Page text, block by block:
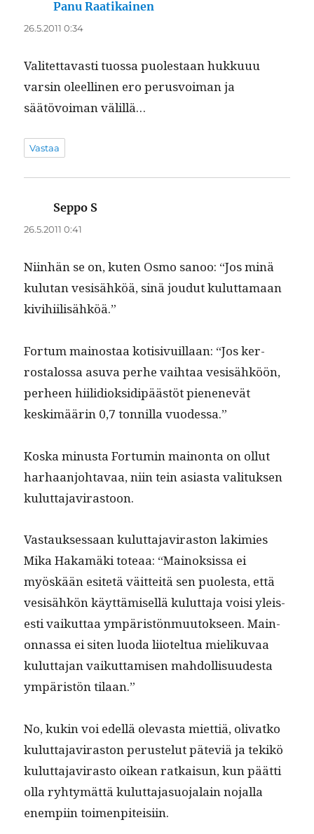
Panu Raatikainen
26.5.2011 0:34
Valitet­tavasti tuos­sa puolestaan hukku­uu
varsin oleelli­nen ero perusvoiman ja
säätövoiman välillä…
Vastaa
Seppo S
26.5.2011 0:41
Niin­hän se on, kuten Osmo sanoo: “Jos minä
kulu­tan vesisähköä, sinä joudut kulut­ta­maan
kivihiilisähköä.”
For­tum main­os­taa koti­sivuil­laan: “Jos ker­
rostalos­sa asu­va per­he vai­h­taa vesisähköön,
per­heen hiilid­iok­sidipäästöt pienenevät
keskimäärin 0,7 ton­nil­la vuodessa.”
Kos­ka minus­ta For­tu­min main­on­ta on ollut
harhaan­jo­htavaa, niin tein asi­as­ta val­i­tuk­sen
kuluttajavirastoon.
Vas­tauk­ses­saan kulut­ta­javi­ras­ton lakimies
Mika Hakamä­ki toteaa: “Main­ok­sis­sa ei
myöskään esitetä väit­teitä sen puoles­ta, että
vesisähkön käyt­tämisel­lä kulut­ta­ja voisi yleis­
es­ti vaikut­taa ympäristön­muu­tok­seen. Main­
on­nas­sa ei siten luo­da liiotel­tua mieliku­vaa
kulut­ta­jan vaikut­tamisen mah­dol­lisu­ud­es­ta
ympäristön tilaan.”
No, kukin voi edel­lä olev­as­ta miet­tiä, oli­vatko
kulut­ta­javi­ras­ton peruste­lut päte­viä ja tekikö
kulut­ta­javi­ras­to oikean ratkaisun, kun päät­ti
olla ryhtymät­tä kulut­ta­ja­suo­jalain nojal­la
enem­pi­in toimenpiteisiin.